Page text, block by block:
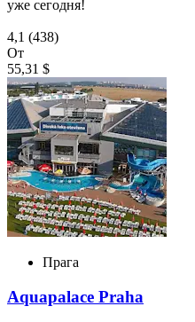
уже сегодня!
4,1 (438)
От
55,31 $
Прага
Aquapalace Praha